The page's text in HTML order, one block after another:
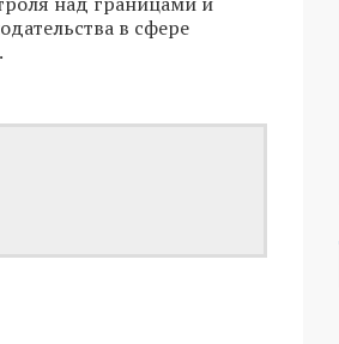
в сфере